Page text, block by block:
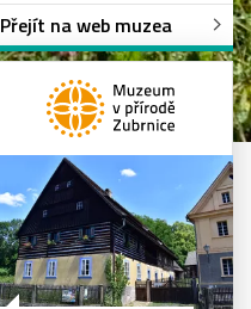
Přejít na web muzea